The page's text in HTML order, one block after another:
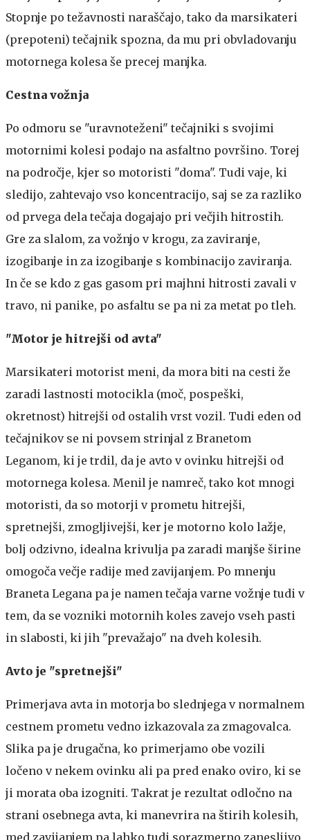
Stopnje po težavnosti naraščajo, tako da marsikateri
(prepoteni) tečajnik spozna, da mu pri obvladovanju
motornega kolesa še precej manjka.
Cestna vožnja
Po odmoru se "uravnoteženi" tečajniki s svojimi
motornimi kolesi podajo na asfaltno površino. Torej
na področje, kjer so motoristi "doma". Tudi vaje, ki
sledijo, zahtevajo vso koncentracijo, saj se za razliko
od prvega dela tečaja dogajajo pri večjih hitrostih.
Gre za slalom, za vožnjo v krogu, za zaviranje,
izogibanje in za izogibanje s kombinacijo zaviranja.
In če se kdo z gas gasom pri majhni hitrosti zavali v
travo, ni panike, po asfaltu se pa ni za metat po tleh.
"Motor je hitrejši od avta"
Marsikateri motorist meni, da mora biti na cesti že
zaradi lastnosti motocikla (moč, pospeški,
okretnost) hitrejši od ostalih vrst vozil. Tudi eden od
tečajnikov se ni povsem strinjal z Branetom
Leganom, ki je trdil, da je avto v ovinku hitrejši od
motornega kolesa. Menil je namreč, tako kot mnogi
motoristi, da so motorji v prometu hitrejši,
spretnejši, zmogljivejši, ker je motorno kolo lažje,
bolj odzivno, idealna krivulja pa zaradi manjše širine
omogoča večje radije med zavijanjem. Po mnenju
Braneta Legana pa je namen tečaja varne vožnje tudi v
tem, da se vozniki motornih koles zavejo vseh pasti
in slabosti, ki jih "prevažajo" na dveh kolesih.
Avto je "spretnejši"
Primerjava avta in motorja bo slednjega v normalnem
cestnem prometu vedno izkazovala za zmagovalca.
Slika pa je drugačna, ko primerjamo obe vozili
ločeno v nekem ovinku ali pa pred enako oviro, ki se
ji morata oba izogniti. Takrat je rezultat odločno na
strani osebnega avta, ki manevrira na štirih kolesih,